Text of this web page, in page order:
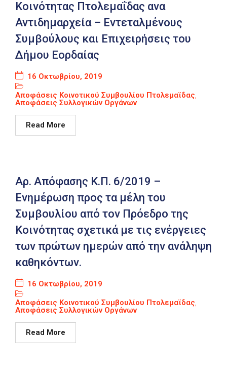
Κοινότητας Πτολεμαΐδας ανα
Αντιδημαρχεία – Εντεταλμένους
Συμβούλους και Επιχειρήσεις του
Δήμου Εορδαίας
16 Οκτωβρίου, 2019
Αποφάσεις Κοινοτικού Συμβουλίου Πτολεμαϊδας,
Αποφάσεις Συλλογικών Οργάνων
Read More
Αρ. Απόφασης Κ.Π. 6/2019 –
Ενημέρωση προς τα μέλη του
Συμβουλίου από τον Πρόεδρο της
Κοινότητας σχετικά με τις ενέργειες
των πρώτων ημερών από την ανάληψη
καθηκόντων.
16 Οκτωβρίου, 2019
Αποφάσεις Κοινοτικού Συμβουλίου Πτολεμαϊδας,
Αποφάσεις Συλλογικών Οργάνων
Read More